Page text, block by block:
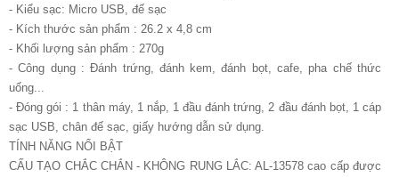
- Kiểu sạc: Micro USB, đế sạc
- Kích thước sản phẩm : 26.2 x 4,8 cm
- Khối lượng sản phẩm : 270g
- Công dụng : Đánh trứng, đánh kem, đánh bọt, cafe, pha chế thức
uống...
- Đóng gói : 1 thân máy, 1 nắp, 1 đầu đánh trứng, 2 đầu đánh bọt, 1 cáp
sạc USB, chân đế sạc, giấy hướng dẫn sử dụng.
TÍNH NĂNG NỔI BẬT
CẤU TẠO CHẮC CHẮN - KHÔNG RUNG LẮC: AL-13578 cao cấp được